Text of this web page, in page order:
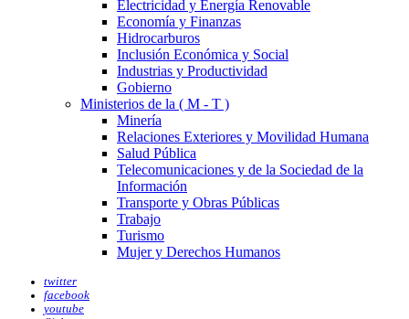
Electricidad y Energía Renovable
Economía y Finanzas
Hidrocarburos
Inclusión Económica y Social
Industrias y Productividad
Gobierno
Ministerios de la ( M - T )
Minería
Relaciones Exteriores y Movilidad Humana
Salud Pública
Telecomunicaciones y de la Sociedad de la
Información
Transporte y Obras Públicas
Trabajo
Turismo
Mujer y Derechos Humanos
twitter
facebook
youtube